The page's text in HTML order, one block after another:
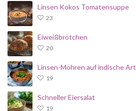
Linsen Kokos Tomatensuppe
23
Eiweißbrötchen
20
Linsen-Möhren auf indische Art
19
Schneller Eiersalat
19